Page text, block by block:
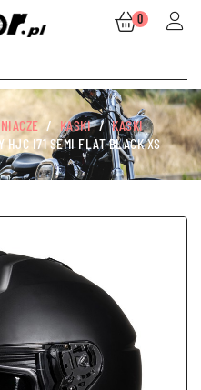
0
KASKI
KASKI
HJC I71 SEMI FLAT BLACK XS